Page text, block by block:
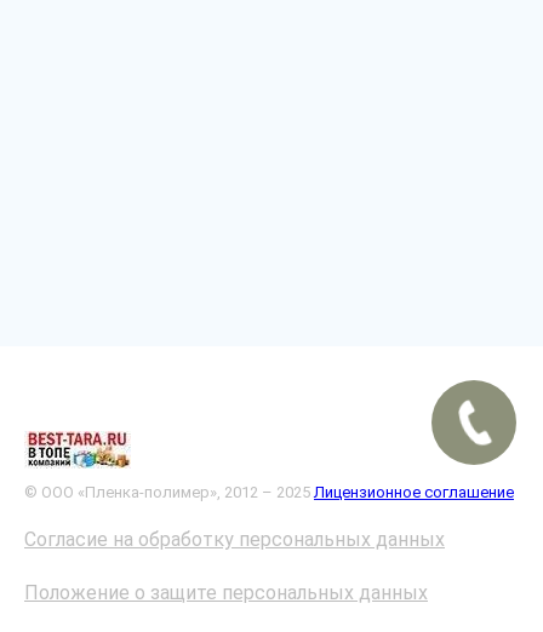
© ООО «Пленка-полимер», 2012 – 2025 Лицензионное соглашение
Согласие на обработку персональных данных
Положение о защите персональных данных